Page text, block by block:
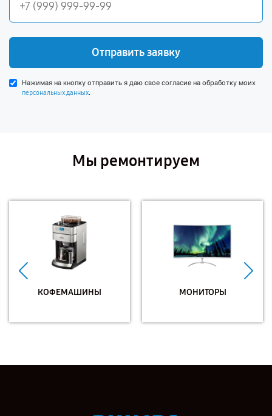
Отправить заявку
Нажимая на кнопку отправить я даю свое согласие на обработку моих
персональных данных.
Мы ремонтируем
КОФЕМАШИНЫ МОНИТОРЫ